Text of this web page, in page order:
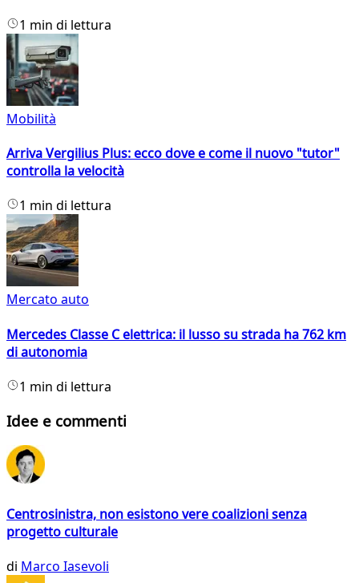
1 min di lettura
Mobilità
Arriva Vergilius Plus: ecco dove e come il nuovo "tutor"
controlla la velocità
1 min di lettura
Mercato auto
Mercedes Classe C elettrica: il lusso su strada ha 762 km
di autonomia
1 min di lettura
Idee e commenti
Centrosinistra, non esistono vere coalizioni senza
progetto culturale
di Marco Iasevoli